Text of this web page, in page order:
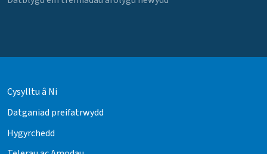
Cysylltu â Ni
Datganiad preifatrwydd
Hygyrchedd